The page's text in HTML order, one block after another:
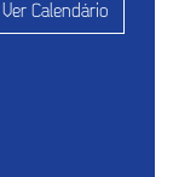
Ver Calendário